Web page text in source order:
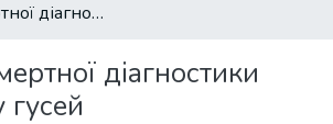
Спосіб посмертної діагностики капіляріозу гусей
діагностики
гусей